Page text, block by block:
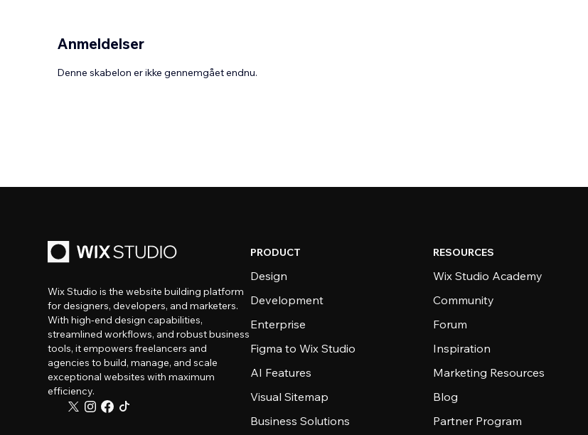
Anmeldelser
Denne skabelon er ikke gennemgået endnu.
Wix Studio is the website building platform
for designers, developers, and marketers.
With high-end design capabilities,
streamlined workflows, and robust business
tools, it empowers freelancers and
agencies to build, manage, and scale
exceptional websites with maximum
efficiency.
PRODUCT
Design
Development
Enterprise
Figma to Wix Studio
AI Features
Visual Sitemap
Business Solutions
RESOURCES
Wix Studio Academy
Community
Forum
Inspiration
Marketing Resources
Blog
Partner Program